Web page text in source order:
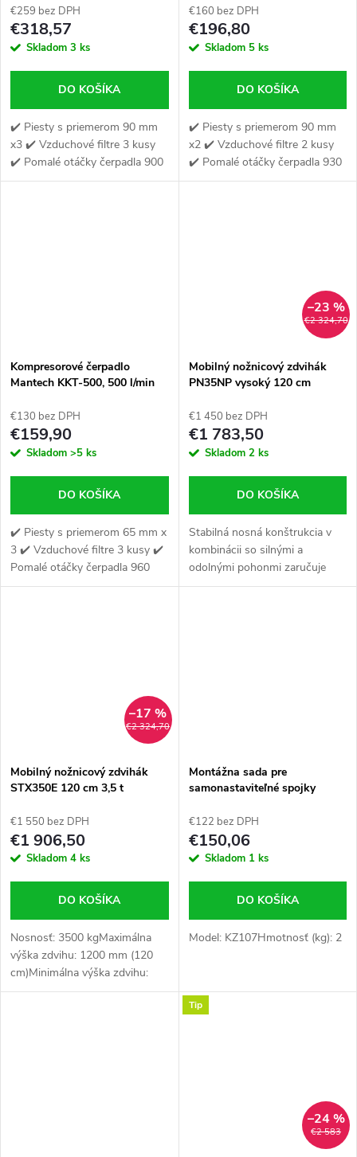
€259 bez DPH
€318,57
Skladom 3 ks
DO KOŠÍKA
✔️ Piesty s priemerom 90 mm
x3 ✔️ Vzduchové filtre 3 kusy
✔️ Pomalé otáčky čerpadla 900
ot./min.
€160 bez DPH
€196,80
Skladom 5 ks
DO KOŠÍKA
✔️ Piesty s priemerom 90 mm
x2 ✔️ Vzduchové filtre 2 kusy
✔️ Pomalé otáčky čerpadla 930
ot./min.
Kompresorové čerpadlo
Mantech KKT-500, 500 l/min
€130 bez DPH
€159,90
Skladom >5 ks
DO KOŠÍKA
✔️ Piesty s priemerom 65 mm x
3 ✔️ Vzduchové filtre 3 kusy ✔️
Pomalé otáčky čerpadla 960
ot./min.
€2 324,70
–23 %
Mobilný nožnicový zdvihák
PN35NP vysoký 120 cm
€1 450 bez DPH
€1 783,50
Skladom 2 ks
DO KOŠÍKA
Stabilná nosná konštrukcia v
kombinácii so silnými a
odolnými pohonmi zaručuje
stabilnú prevádzku pri zaťažení
€2 324,70
–17 %
Mobilný nožnicový zdvihák
STX350E 120 cm 3,5 t
€1 550 bez DPH
€1 906,50
Skladom 4 ks
DO KOŠÍKA
Nosnosť: 3500 kgMaximálna
výška zdvihu: 1200 mm (120
cm)Minimálna výška zdvihu:
110 mmČas zdvihu: 30–60 s (v
Montážna sada pre
samonastaviteľné spojky
€122 bez DPH
€150,06
Skladom 1 ks
DO KOŠÍKA
Model: KZ107Hmotnosť (kg): 2
Tip
€2 583
–24 %